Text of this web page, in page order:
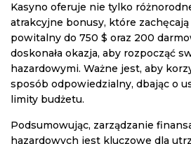
Kasyno oferuje nie tylko
atrakcyjne bonusy, które
powitalny do 750 $ oraz 200
doskonała okazja, aby rozpocząć
hazardowymi. Ważne jest, aby
sposób odpowiedzialny, dbając o
limity budżetu.
Podsumowując, zarządzanie
hazardowych jest kluczowe dla